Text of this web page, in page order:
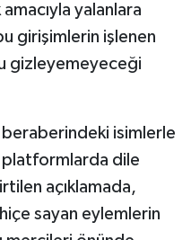
yalanlara
girişimlerin işlenen
gizleyemeyeceği
isimlerle
platformlarda dile
açıklamada,
sayan eylemlerin